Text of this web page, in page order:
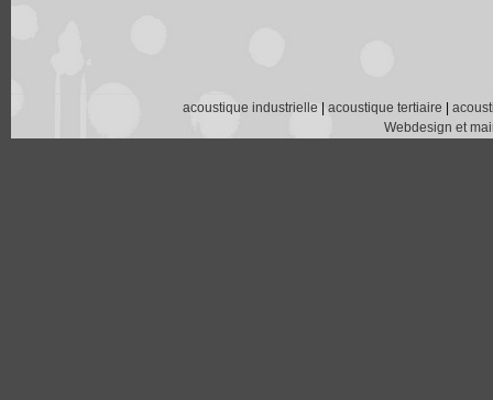
acoustique industrielle acoustique tertiaire
Webdesign et